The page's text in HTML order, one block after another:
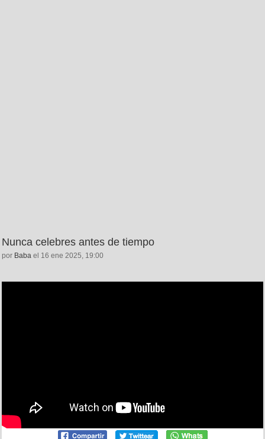
Nunca celebres antes de tiempo
por Baba el 16 ene 2025, 19:00